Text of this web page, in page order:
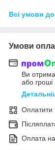
Всі умови
Умови
Ви
або гроші
Оплатити
Оплата